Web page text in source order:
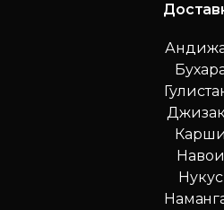
Карши
Навои
Нукус